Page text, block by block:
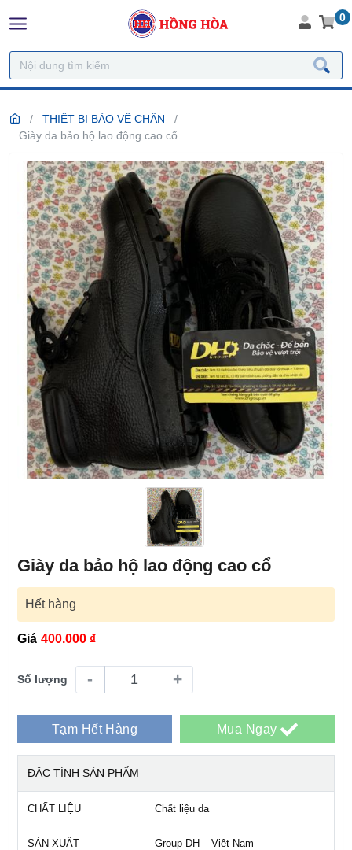
0
THIẾT BỊ BẢO VỆ CHÂN
Giày da bảo hộ lao động cao cổ
Giày da bảo hộ lao động cao cổ
Hết hàng
Giá 400.000 ₫
Số lượng - +
Tạm Hết Hàng Mua Ngay
ĐẶC TÍNH SẢN PHẨM
CHẤT LIỆU Chất liệu da
SẢN XUẤT Group DH – Việt Nam